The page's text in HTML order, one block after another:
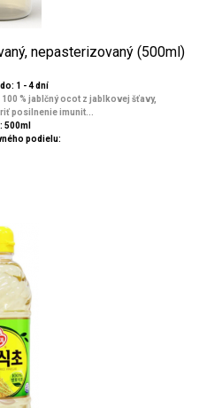
nepasterizovaný (500ml)
1 - 4 dní
% jablčný ocot z jablkovej šťavy,
posilnenie imunit...
500ml
podielu: